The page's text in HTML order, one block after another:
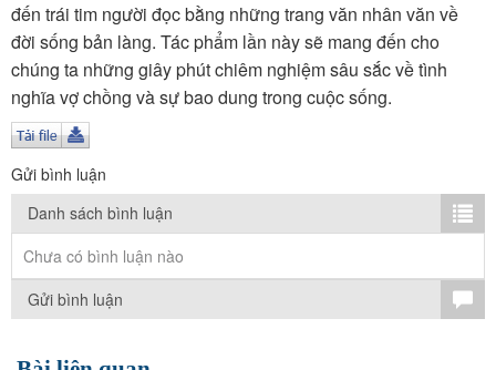
đến trái tim người đọc bằng những trang văn nhân văn về
đời sống bản làng. Tác phẩm lần này sẽ mang đến cho
chúng ta những giây phút chiêm nghiệm sâu sắc về tình
nghĩa vợ chồng và sự bao dung trong cuộc sống.
Gửi bình luận
Danh sách bình luận
Chưa có bình luận nào
Gửi bình luận